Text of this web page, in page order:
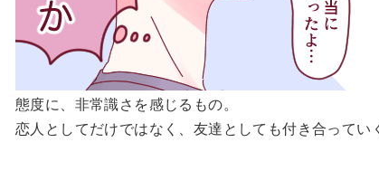
態度に、非常識さを感じるもの。
恋人としてだけではなく、友達としても付き合ってい